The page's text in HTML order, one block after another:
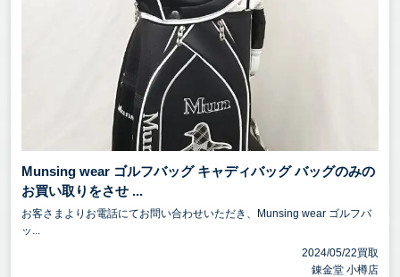
Munsing wear ゴルフバッグ キャディバッグ バッグのみの
お買い取りをさせ ...
お客さまよりお電話にてお問い合わせいただき、Munsing wear ゴルフバ
ッ...
2024/05/22買取
錬金堂 小樽店